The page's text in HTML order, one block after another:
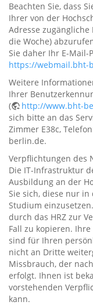
Beachten Sie, dass
Ihrer von der
Adresse
die Woche)
Sie daher Ihr E-Mail-
https://webmail.bht-
Weitere
Ihrer
(
http://www.bht-
sich bitte an das
Zimmer E38c,
berlin.de.
Verpflichtungen des
Die IT-Infrastruktur
Ausbildung an der
Sie sich, diese nur
Studium
durch das HRZ zur
Fall zu kopieren.
sind für Ihren
nicht an Dritte
Missbrauch, der
erfolgt. Ihnen ist
vorstehenden
kann.